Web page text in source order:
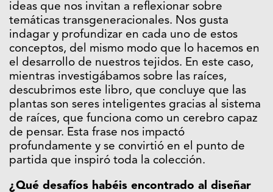
ideas que nos invitan a reflexionar sobre
temáticas transgeneracionales. Nos gusta
indagar y profundizar en cada uno de estos
conceptos, del mismo modo que lo hacemos en
el desarrollo de nuestros tejidos. En este caso,
mientras investigábamos sobre las raíces,
descubrimos este libro, que concluye que las
plantas son seres inteligentes gracias al sistema
de raíces, que funciona como un cerebro capaz
de pensar. Esta frase nos impactó
profundamente y se convirtió en el punto de
partida que inspiró toda la colección.
¿Qué desafíos habéis encontrado al diseñar